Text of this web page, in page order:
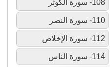
108- سورة الكوثر
110- سورة النصر
112- سورة الإخلاص
114- سورة الناس